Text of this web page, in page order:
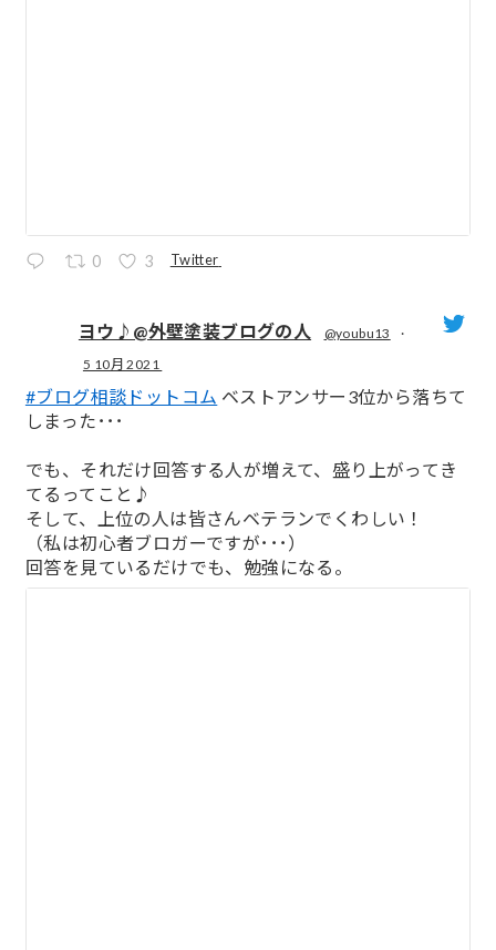
0 3 Twitter
ヨウ♪@外壁塗装ブログの人 @youbu13
·
5 10月 2021
#ブログ相談ドットコム ベストアンサー3位から落ちて
しまった･･･
でも、それだけ回答する人が増えて、盛り上がってき
てるってこと♪
そして、上位の人は皆さんベテランでくわしい！
（私は初心者ブロガーですが･･･）
回答を見ているだけでも、勉強になる。